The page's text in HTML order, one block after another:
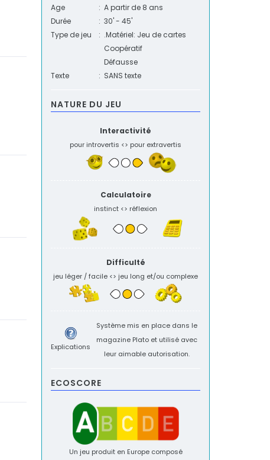
Age
: A partir de 8 ans
Durée
: 30' - 45'
Type de jeu
: .Matériel: Jeu de cartes
Coopératif
Défausse
Texte
: SANS texte
NATURE DU JEU
Interactivité
pour introvertis <> pour extravertis
Calculatoire
instinct <> réflexion
Difficulté
jeu léger / facile <> jeu long et/ou complexe
Explications
Système mis en place dans le
magazine Platoet utilisé avec
leur aimable autorisation.
ECOSCORE
Un jeu produit en Europe composé